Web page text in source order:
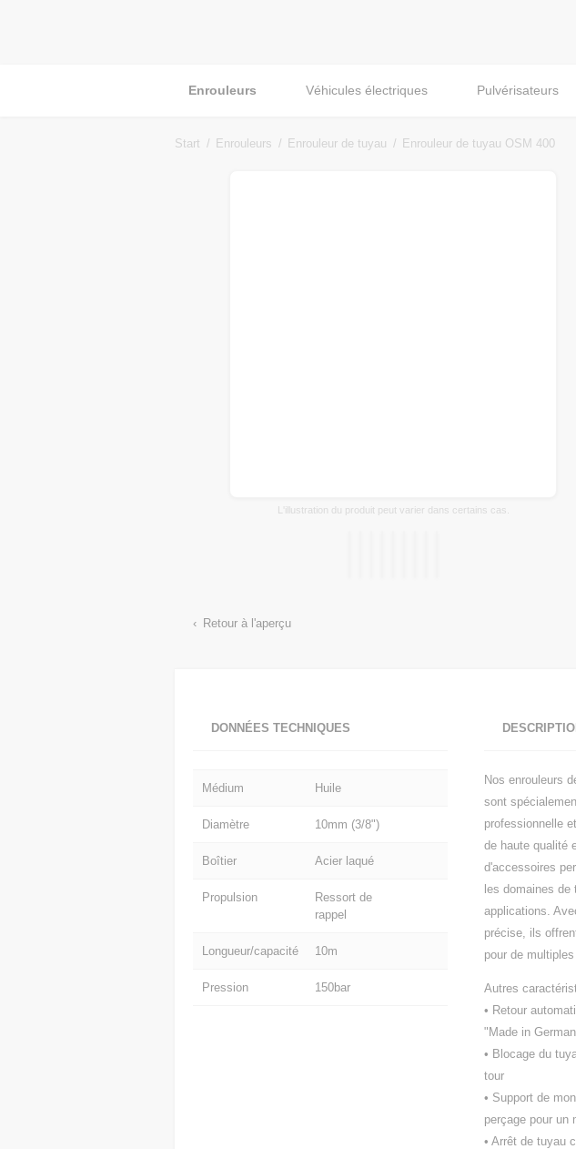
Enrouleurs Véhicules électriques Pulvérisateurs
Start Enrouleurs Enrouleur de tuyau Enrouleur de tuyau OSM 400
L'illustration du produit peut varier dans certains cas.
Retour à l'aperçu
DONNÉES TECHNIQUES
Médium Huile
Diamètre 10mm (3/8")
Boîtier Acier laqué
Propulsion
Ressort de
rappel
Longueur/capacité 10m
Pression 150bar
Nos enrouleurs
sont
professionnelle
de haute qualité
d'accessoires
les domaines
applications.
précise, ils
pour de
Autres
• Retour
"Made in
• Blocage du
tour
• Support de
perçage pour un
• Arrêt de tuyau